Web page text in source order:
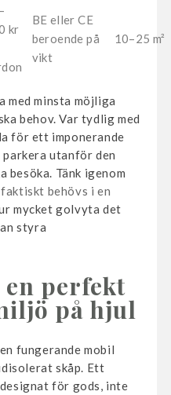
kr
BE eller CE
beroende på
vikt
10–25 m²
med minsta möjliga
behov. Var tydlig med
för ett imponerande
utanför den
besöka. Tänk igenom
behövs i en
mycket golvyta det
styra
en perfekt
på hjul
fungerande mobil
skåp. Ett
för gods, inte